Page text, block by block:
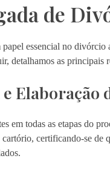
de
essencial no
detalhamos as
Elaboração
em todas as etapas do
certificando-se de